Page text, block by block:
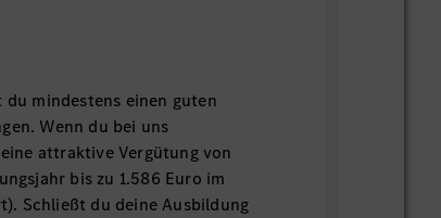
mindestens einen guten
Wenn du bei uns
attraktive Vergütung von
bis zu 1.586 Euro im
Schließt du deine Ausbildung